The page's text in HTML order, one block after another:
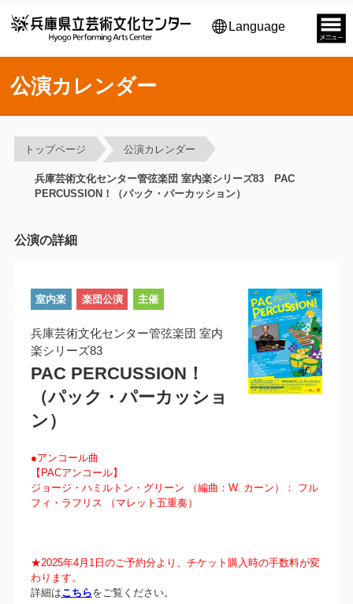
Language
公演カレンダー
トップページ 公演カレンダー
兵庫芸術文化センター管弦楽団 室内楽シリーズ83 PAC
PERCUSSION！（パック・パーカッション）
公演の詳細
室内楽 楽団公演 主催
兵庫芸術文化センター管弦楽団 室内
楽シリーズ83
PAC PERCUSSION！
（パック・パーカッショ
ン）
●アンコール曲
【PACアンコール】
ジョージ・ハミルトン・グリーン （編曲：W. カーン）： フル
フィ・ラフリス （マレット五重奏）
★2025年4月1日のご予約分より、チケット購入時の手数料が変
わります。
詳細はこちらをご覧ください。